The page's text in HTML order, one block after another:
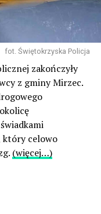
fot. Świętokrzyska Policja
zakończyły
z gminy Mirzec.
który celowo
(więcej…)